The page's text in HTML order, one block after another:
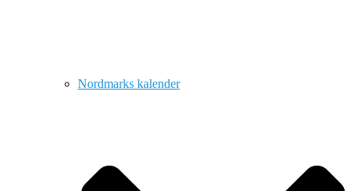
Nordmarks kalender